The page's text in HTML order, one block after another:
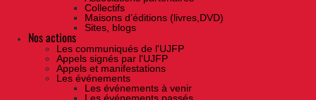
Collectifs
Maisons d’éditions (livres,DVD)
Sites, blogs
Nos actions
Les communiqués de l'UJFP
Appels signés par l'UJFP
Appels et manifestations
Les événements
Les événements à venir